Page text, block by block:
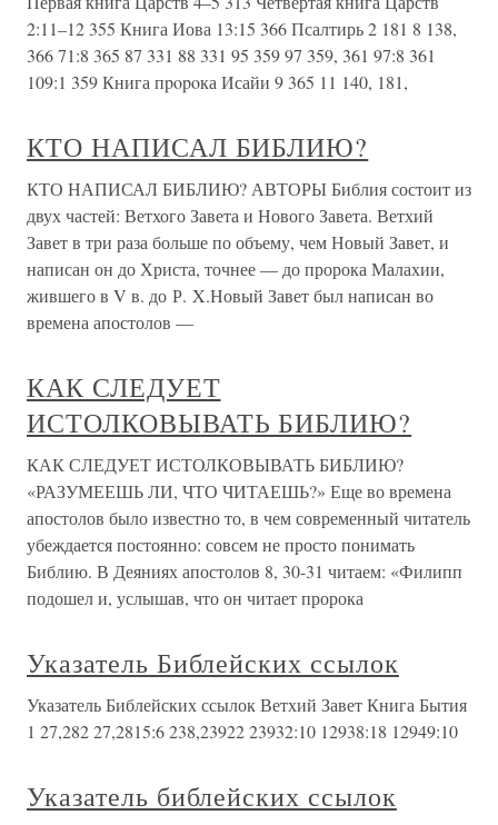
2:11–12 355 Книга Иова 13:15 366 Псалтирь 2 181 8 138,
366 71:8 365 87 331 88 331 95 359 97 359, 361 97:8 361
109:1 359 Книга пpopoка Исайи 9 365 11 140, 181,
КТО НАПИСАЛ БИБЛИЮ?
КТО НАПИСАЛ БИБЛИЮ? АВТОРЫ Библия состоит из
двух частей: Ветхого Завета и Нового Завета. Ветхий
Завет в три раза больше по объему, чем Новый Завет, и
написан он до Христа, точнее — до пророка Малахии,
жившего в V в. до Р. X.Новый Завет был написан во
времена апостолов —
КАК СЛЕДУЕТ
ИСТОЛКОВЫВАТЬ БИБЛИЮ?
КАК СЛЕДУЕТ ИСТОЛКОВЫВАТЬ БИБЛИЮ?
«РАЗУМЕЕШЬ ЛИ, ЧТО ЧИТАЕШЬ?» Еще во времена
апостолов было известно то, в чем современный читатель
убеждается постоянно: совсем не просто понимать
Библию. В Деяниях апостолов 8, 30-31 читаем: «Филипп
подошел и, услышав, что он читает пророка
Указатель Библейских ссылок
Указатель Библейских ссылок Ветхий Завет Книга Бытия
1 27,282 27,2815:6 238,23922 23932:10 12938:18 12949:10
Указатель библейских ссылок